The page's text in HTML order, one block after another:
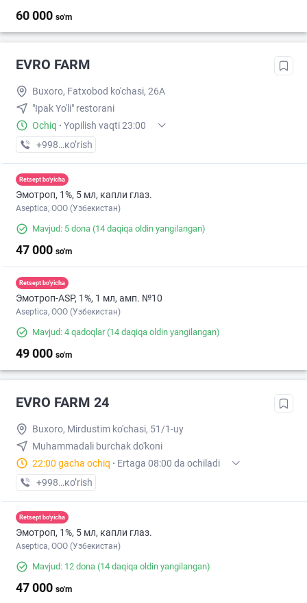
60 000 so'm
EVRO FARM
Buxoro, Fatxobod ko'chasi, 26A
"Ipak Yo'li" restorani
Ochiq · Yopilish vaqti 23:00
+998 (65) XXX-XX-XX
кo’rish
Retsept bo'yicha
Эмотроп, 1%, 5 мл, капли глаз.
Aseptica, ООО (Узбекистан)
Mavjud: 5 dona (14 daqiqa oldin yangilangan)
47 000 so'm
Retsept bo'yicha
Эмотроп-ASР, 1%, 1 мл, амп. №10
Aseptica, ООО (Узбекистан)
Mavjud: 4 qadoqlar(14 daqiqa oldin yangilangan)
49 000 so'm
EVRO FARM 24
Buxoro, Mirdustim ko'chasi, 51/1-uy
Muhammadali burchak do'koni
22:00 gacha ochiq · Ertaga 08:00 da ochiladi
+998 (91) XXX-XX-XX
кo’rish
Retsept bo'yicha
Эмотроп, 1%, 5 мл, капли глаз.
Aseptica, ООО (Узбекистан)
Mavjud: 12 dona (14 daqiqa oldin yangilangan)
47 000 so'm